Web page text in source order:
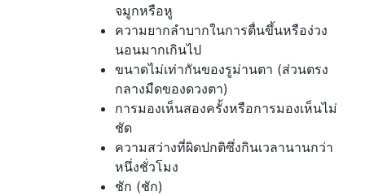
จมูกหรือหู
ความยากลำบากในการตื่นขึ้นหรือง่วง
นอนมากเกินไป
ขนาดไม่เท่ากันของรูม่านตา (ส่วนตรง
กลางมืดของดวงตา)
การมองเห็นสองครั้งหรือการมองเห็นไม่
ชัด
ความสว่างที่ผิดปกติซึ่งกินเวลานานกว่า
หนึ่งชั่วโมง
ชัก (ชัก)